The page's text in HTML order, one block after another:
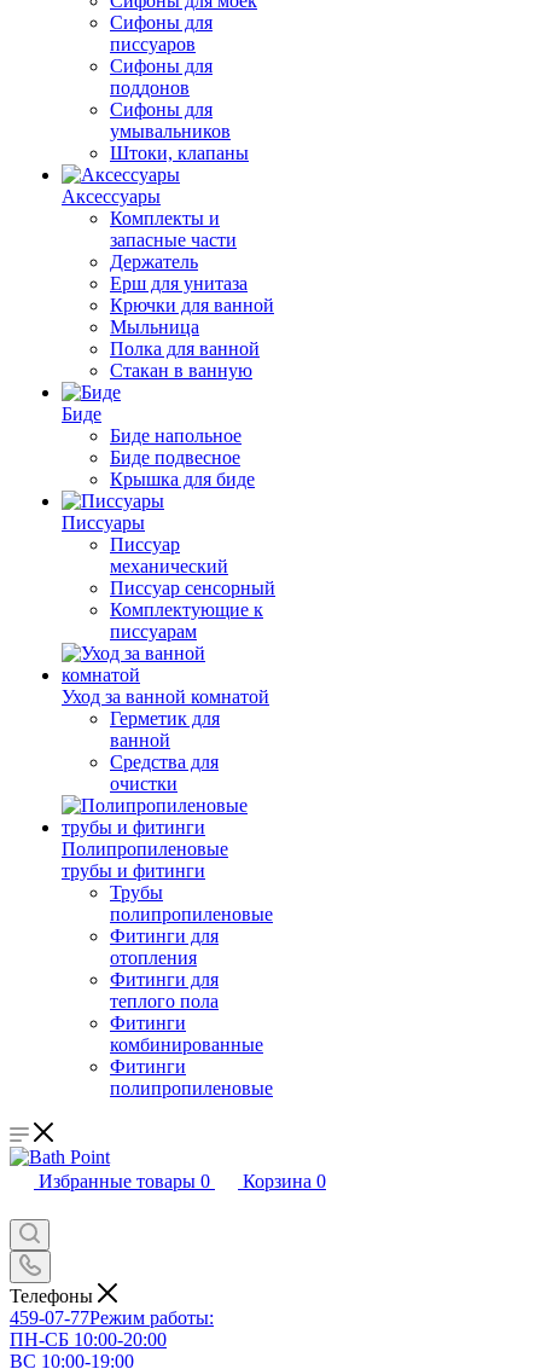
Сифоны для
писсуаров
Сифоны для
поддонов
Сифоны для
умывальников
Штоки, клапаны
Аксессуары
Комплекты и
запасные части
Держатель
Ерш для унитаза
Крючки для ванной
Мыльница
Полка для ванной
Стакан в ванную
Биде
Биде напольное
Биде подвесное
Крышка для биде
Писсуары
Писсуар
механический
Писсуар сенсорный
Комплектующие к
писсуарам
Уход за ванной комнатой
Герметик для
ванной
Средства для
очистки
Полипропиленовые
трубы и фитинги
Трубы
полипропиленовые
Фитинги для
отопления
Фитинги для
теплого пола
Фитинги
комбинированные
Фитинги
полипропиленовые
Избранные товары 0 Корзина 0
Телефоны
459-07-77Режим работы:
ПН-СБ 10:00-20:00
ВС 10:00-19:00